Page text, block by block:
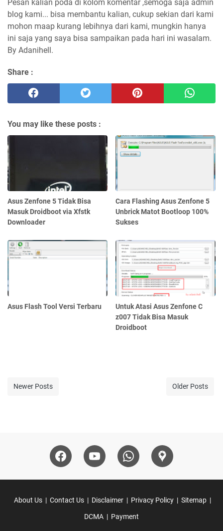
Pesan kalian poda di kolom komentar ,semoga saja admin
blog kami... bisa membantu kalian, cukup sekian dari kami
mohon maap kurang lebihnya dari kami, mungkin hanya
ini saja yang saya bisa sampaikan pada hari ini wasalam.
By Adanihell.
Share :
You may like these posts :
Asus Zenfone 5 Tidak Bisa
Masuk Droidboot via Xfstk
Downloader
Cara Flashing Asus Zenfone 5
Unbrick Matot Bootloop 100%
Sukses
Asus Flash Tool Versi Terbaru
Untuk Atasi Asus Zenfone C
z007 Tidak Bisa Masuk
Droidboot
Newer Posts Older Posts
About Us Contact Us Disclaimer Privacy Policy Sitemap
DCMA Payment